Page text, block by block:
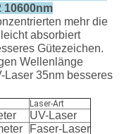
10600nm
mehr die
absorbiert
Gütezeichen.
Wellenlänge
Laser 35nm besseres
Laser-Art
UV-Laser
Faser-Laser